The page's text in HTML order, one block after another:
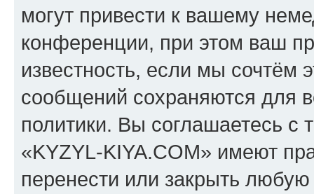
могут привести к вашему
конференции, при этом ваш
известность, если мы сочтём
сообщений сохраняются для
политики. Вы соглашаетесь
«KYZYL-KIYA.COM» имеют
перенести или закрыть